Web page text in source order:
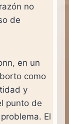
no
de
en un
como
y
punto de
El